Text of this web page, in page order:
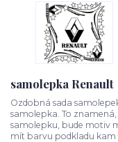
samolepka Renault
Ozdobná sada
samolepka. To
samolepku, bude motiv
mít barvu podkladu kam